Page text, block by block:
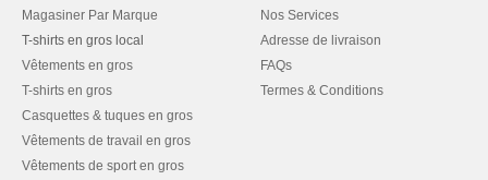
Magasiner Par Marque
T-shirts en gros local
Vêtements en gros
T-shirts en gros
Casquettes & tuques en gros
Vêtements de travail en gros
Vêtements de sport en gros
Nos Services
Adresse de livraison
FAQs
Termes & Conditions